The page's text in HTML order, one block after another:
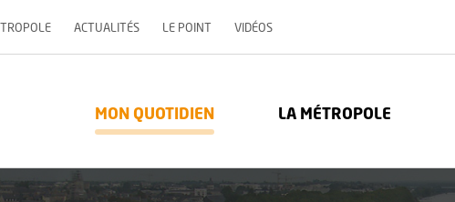
ACTUALITÉS LE POINT VIDÉOS, OUVRE UNE NOUVELLE FENÊTRE
Métropole - Communauté urbaine : Retour à l'accueil
MON QUOTIDIEN LA MÉTROPOLE